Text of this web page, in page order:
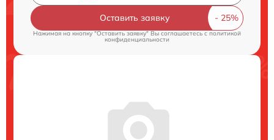
Оставить заявку
Нажимая на кнопку "Оставить заявку" Вы соглашаетесь cполитикой
конфиденциальности